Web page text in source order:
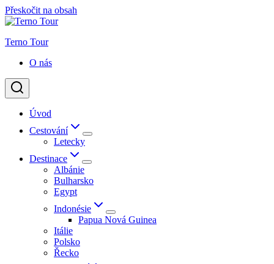
Přeskočit na obsah
Terno Tour
O nás
Úvod
Cestování
Letecky
Destinace
Albánie
Bulharsko
Egypt
Indonésie
Papua Nová Guinea
Itálie
Polsko
Řecko